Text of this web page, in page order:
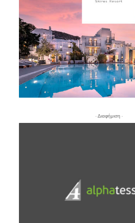
- Διαφήμιση -